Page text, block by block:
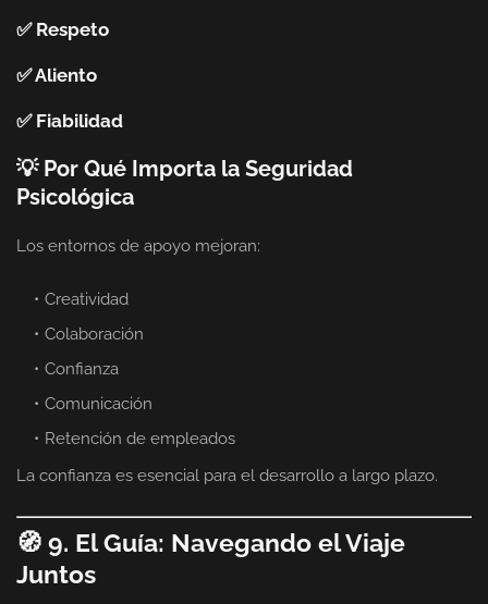
✅ Respeto
✅ Aliento
✅ Fiabilidad
💡 Por Qué Importa la Seguridad
Psicológica
Los entornos de apoyo mejoran:
Creatividad
Colaboración
Confianza
Comunicación
Retención de empleados
La confianza es esencial para el desarrollo a largo plazo.
🧭 9. El Guía: Navegando el Viaje
Juntos